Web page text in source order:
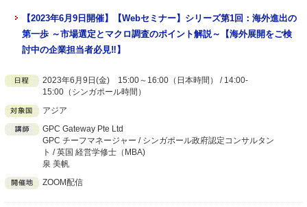
【2023年6月9日開催】【Webセミナー】シリーズ第1回：海外進出の
第一歩 ～市場選定とマクロ調査のポイント解説～【海外展開をご検
討中の企業担当者必見‼】
2023年6月9日(金) 15:00～16:00（日本時間） / 14:00-
15:00（シンガポール時間）
アジア
GPC Gateway Pte Ltd
GPC チーフマネージャー / シンガポール政府認定コンサルタン
ト / 英国 経営学修士（MBA)
泉 美帆
ZOOM配信